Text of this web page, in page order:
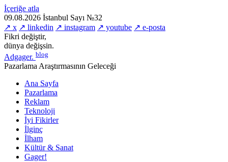
İçeriğe atla
09.08.2026 İstanbul Sayı №32
↗ x ↗ linkedin ↗ instagram ↗ youtube ↗ e-posta
Fikri değiştir,
dünya değişsin.
Adgager. blog
Pazarlama Araştırmasının Geleceği
Ana Sayfa
Pazarlama
Reklam
Teknoloji
İyi Fikirler
İlginç
İlham
Kültür & Sanat
Gager!